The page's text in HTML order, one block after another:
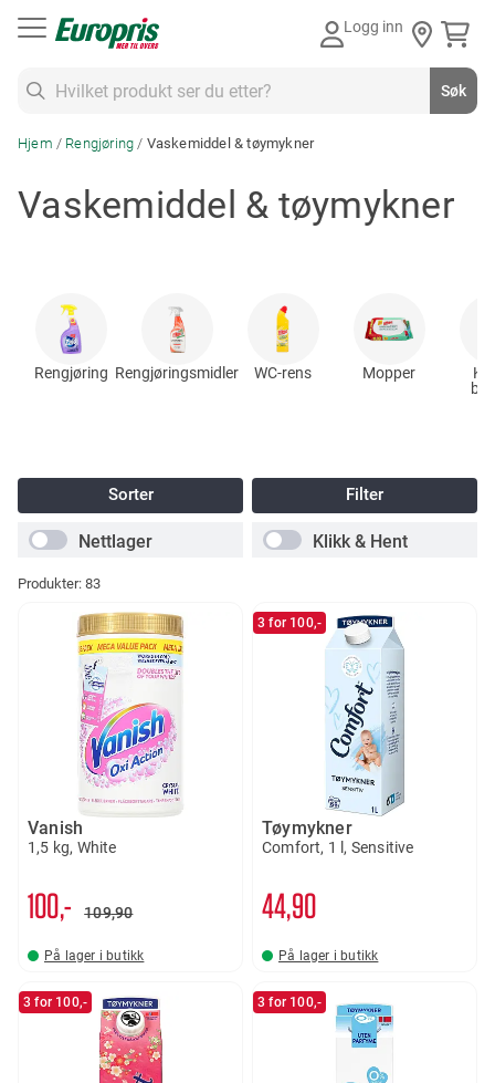
Logg inn
Søk
Hjem Rengjøring Vaskemiddel & tøymykner
Vaskemiddel & tøymykner
Rengjøring Rengjøringsmidler WC-rens Mopper
Nettlager Klikk & Hent
Produkter: 83
Vanish
1,5 kg, White
100,- 109 90
På lager i butikk
3 for 100,-
Tøymykner
Comfort, 1 l, Sensitive
4490
På lager i butikk
3 for 100,- 3 for 100,-
Filter
Sorter